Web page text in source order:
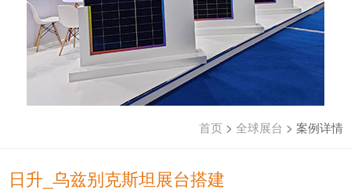
首页 > 全球展台 > 案例详情
日升_乌兹别克斯坦展台搭建